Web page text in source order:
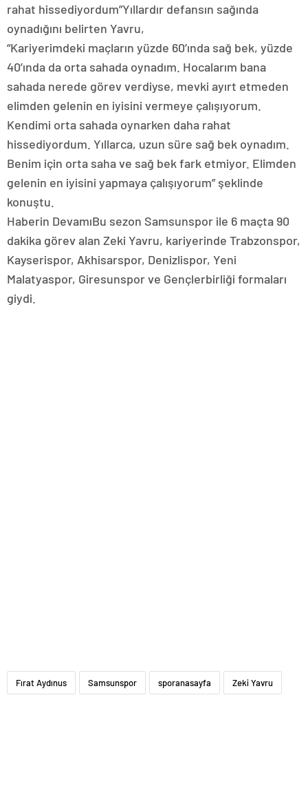
rahat hissediyordum”Yıllardır defansın sağında
oynadığını belirten Yavru,
“Kariyerimdeki maçların yüzde 60’ında sağ bek, yüzde
40’ında da orta sahada oynadım. Hocalarım bana
sahada nerede görev verdiyse, mevki ayırt etmeden
elimden gelenin en iyisini vermeye çalışıyorum.
Kendimi orta sahada oynarken daha rahat
hissediyordum. Yıllarca, uzun süre sağ bek oynadım.
Benim için orta saha ve sağ bek fark etmiyor. Elimden
gelenin en iyisini yapmaya çalışıyorum” şeklinde
konuştu.
Haberin DevamıBu sezon Samsunspor ile 6 maçta 90
dakika görev alan Zeki Yavru, kariyerinde Trabzonspor,
Kayserispor, Akhisarspor, Denizlispor, Yeni
Malatyaspor, Giresunspor ve Gençlerbirliği formaları
giydi.
Fırat Aydınus Samsunspor sporanasayfa Zeki Yavru